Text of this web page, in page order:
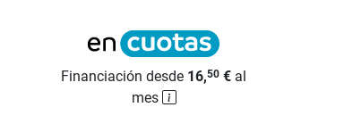
Financiación desde 16,50 € al
mes